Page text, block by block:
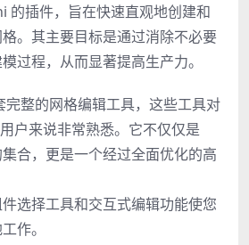
的插件，旨在快速直观地创建和
。其主要目标是通过消除不必要
过程，从而显著提高生产力。
整的网格编辑工具，这些工具对
户来说非常熟悉。它不仅仅是
合，更是一个经过全面优化的高
选择工具和交互式编辑功能使您
作。